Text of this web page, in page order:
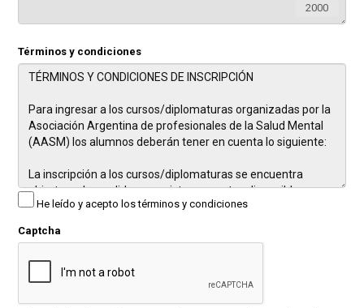
2000
Términos y condiciones
He leído y acepto los términos y condiciones
Captcha